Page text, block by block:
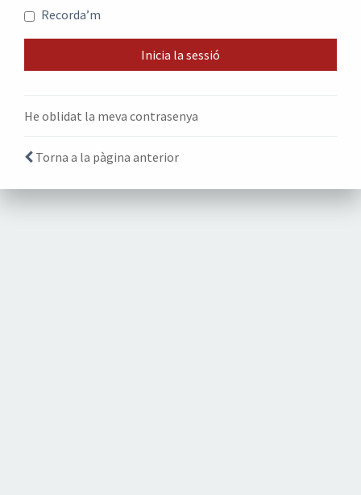
Recorda’m
He oblidat la meva contrasenya
Torna a la pàgina anterior